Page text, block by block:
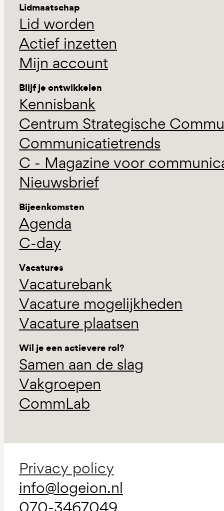
Lidmaatschap
Lid worden
Actief inzetten
Mijn account
Blijf je ontwikkelen
Kennisbank
Centrum Strategische
Communicatietrends
C - Magazine voor
Nieuwsbrief
Bijeenkomsten
Agenda
C-day
Vacatures
Vacaturebank
Vacature mogelijkheden
Vacature plaatsen
Wil je een actievere rol?
Samen aan de slag
Vakgroepen
CommLab
Privacy policy
info@logeion.nl